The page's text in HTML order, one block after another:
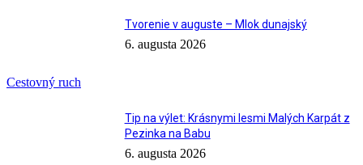
Cestovný ruch
Tvorenie v auguste – Mlok dunajský
6. augusta 2026
Tip na výlet: Krásnymi lesmi Malých Karpát z
Pezinka na Babu
6. augusta 2026